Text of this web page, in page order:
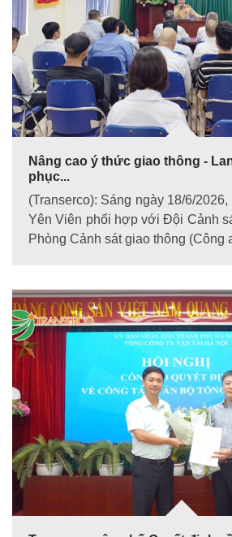
Nâng cao ý thức giao thông -
phục...
(Transerco): Sáng ngày 18/6/
Yên Viên phối hợp với Đội Cảnh
Phòng Cảnh sát giao thông (Công